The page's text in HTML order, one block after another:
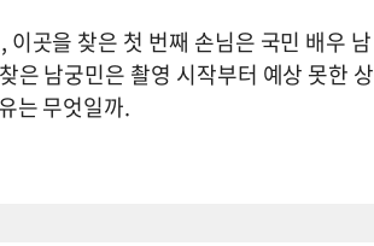
곳을 찾은 첫 번째 손님은 국민 배우 남
은 남궁민은 촬영 시작부터 예상 못한 상
는 무엇일까.